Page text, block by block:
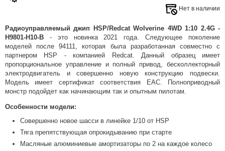
Нет в наличии
Радиоуправляемый джип HSP/Redcat Wolverine 4WD 1:10 2.4G -
H9801-H10-B - это новинка 2021 года. Следующее поколение
моделей после 94111, которая была разработанная совместно с
партнером HSP - компанией Redcat. Данный образец имеет
пропорциональное управление и полный привод, бесколлекторный
электродвигатель и совершенно новую конструкцию подвески.
Модель имеет сертификат соответствия EAC. Полноприводный
монстр подойдет как начинающим так и опытным пилотам.
Особенности модели:
Совершенно новое шасси в линейке 1/10 от HSP
Тяга препятствующая опрокидыванию при старте
Масляные алюминиевые амортизаторы по 2 на каждое колесо